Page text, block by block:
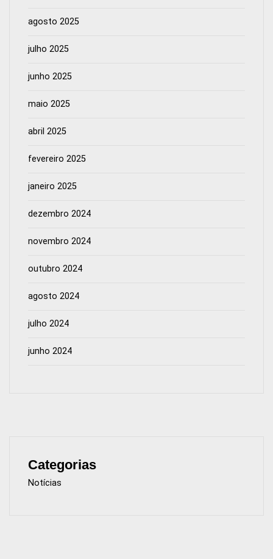
agosto 2025
julho 2025
junho 2025
maio 2025
abril 2025
fevereiro 2025
janeiro 2025
dezembro 2024
novembro 2024
outubro 2024
agosto 2024
julho 2024
junho 2024
Categorias
Notícias